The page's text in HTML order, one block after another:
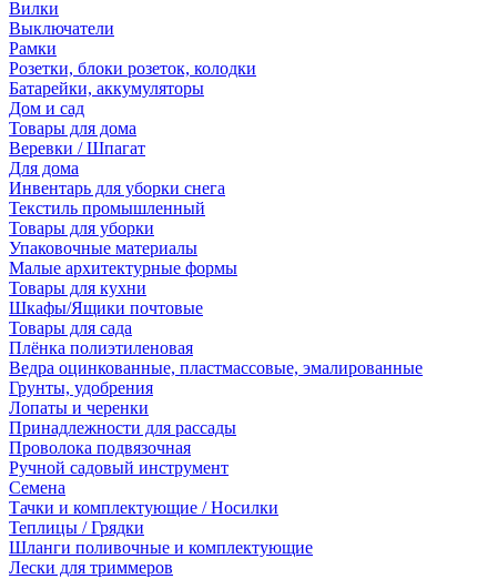
Вилки
Выключатели
Рамки
Розетки, блоки розеток, колодки
Батарейки, аккумуляторы
Дом и сад
Товары для дома
Веревки / Шпагат
Для дома
Инвентарь для уборки снега
Текстиль промышленный
Товары для уборки
Упаковочные материалы
Малые архитектурные формы
Товары для кухни
Шкафы/Ящики почтовые
Товары для сада
Плёнка полиэтиленовая
Ведра оцинкованные, пластмассовые, эмалированные
Грунты, удобрения
Лопаты и черенки
Принадлежности для рассады
Проволока подвязочная
Ручной садовый инструмент
Семена
Тачки и комплектующие / Носилки
Теплицы / Грядки
Шланги поливочные и комплектующие
Лески для триммеров